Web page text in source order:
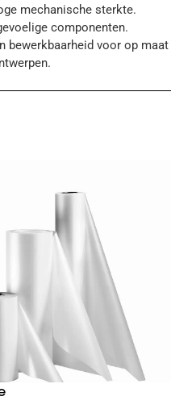
mechanische sterkte.
componenten.
voor op